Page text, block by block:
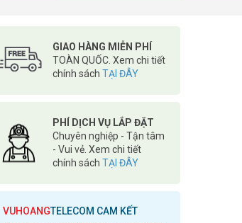
GIAO HÀNG MIỄN PHÍ
TOÀN QUỐC. Xem chi tiết
chính sách TẠI ĐÂY
PHÍ DỊCH VỤ LẮP ĐẶT
Chuyên nghiệp - Tận tâm
- Vui vẻ. Xem chi tiết
chính sách TẠI ĐÂY
VUHOANGTELECOM CAM KẾT